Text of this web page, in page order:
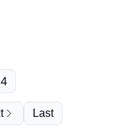
4
Last